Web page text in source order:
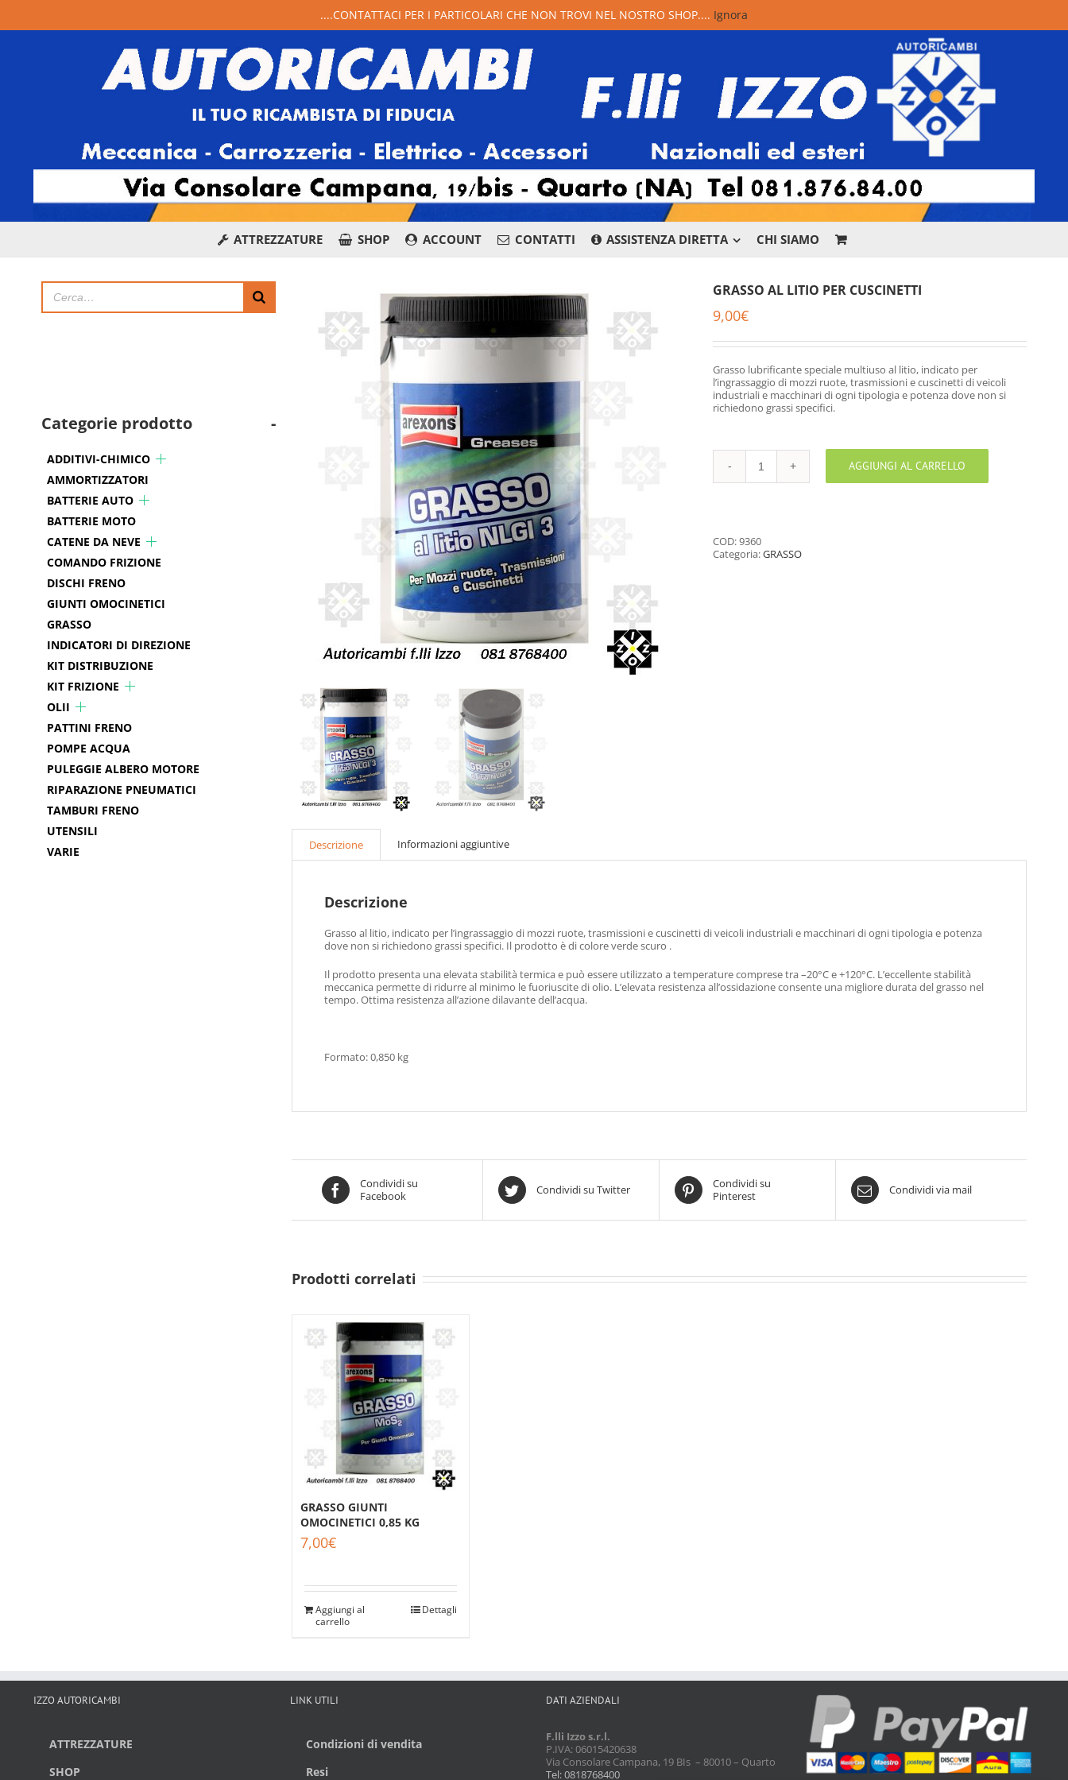
ATTREZZATURE SHOP ACCOUNT CONTATTI ASSISTENZA DIRETTA CHI SIAMO
GRASSO AL LITIO PER CUSCINETTI
9,00€
Grasso lubrificante speciale multiuso al litio, indicato per
l’ingrassaggio di mozzi ruote, trasmissioni e cuscinetti di veicoli
industriali e macchinari di ogni tipologia e potenza dove non si
richiedono grassi specifici.
GRASSO
AL
quantità
AGGIUNGI AL CARRELLO
COD:9360
Categoria:GRASSO
Descrizione Informazioni aggiuntive
Descrizione
Grasso al litio, indicato per l’ingrassaggio di mozzi ruote, trasmissioni e cuscinetti di veicoli industriali e macchinari di ogni tipologia e potenza
dove non si richiedono grassi specifici. Il prodotto è di colore verde scuro .
Il prodotto presenta una elevata stabilità termica e può essere utilizzato a temperature comprese tra –20°C e +120°C. L’eccellente stabilità
meccanica permette di ridurre al minimo le fuoriuscite di olio. L’elevata resistenza all’ossidazione consente una migliore durata del grasso nel
tempo. Ottima resistenza all’azione dilavante dell’acqua.
Formato: 0,850 kg
Condividi su
Facebook
Condividi su Twitter
Condividi su
Pinterest
Condividi via mail
Prodotti correlati
GRASSO GIUNTI
OMOCINETICI 0,85 KG
7,00€
Aggiungi al
carrello
Dettagli
Categorie prodotto -
ADDITIVI-CHIMICO
AMMORTIZZATORI
BATTERIE AUTO
BATTERIE MOTO
CATENE DA NEVE
COMANDO FRIZIONE
DISCHI FRENO
GIUNTI OMOCINETICI
GRASSO
INDICATORI DI DIREZIONE
KIT DISTRIBUZIONE
KIT FRIZIONE
OLII
PATTINI FRENO
POMPE ACQUA
PULEGGIE ALBERO MOTORE
RIPARAZIONE PNEUMATICI
TAMBURI FRENO
UTENSILI
VARIE
IZZO AUTORICAMBI
ATTREZZATURE
SHOP
LINK UTILI
Condizioni di vendita
Resi
DATI AZIENDALI
F.lli Izzo s.r.l.
P.IVA: 06015420638
Via Consolare Campana, 19 BIs – 80010 – Quarto
Tel: 0818768400
081 876 8400 Whatsapp Messenger
....CONTATTACI PER I PARTICOLARI CHE NON TROVI NEL NOSTRO SHOP.... Ignora